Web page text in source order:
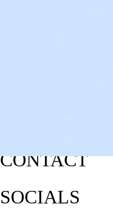
CONTACT
SOCIALS